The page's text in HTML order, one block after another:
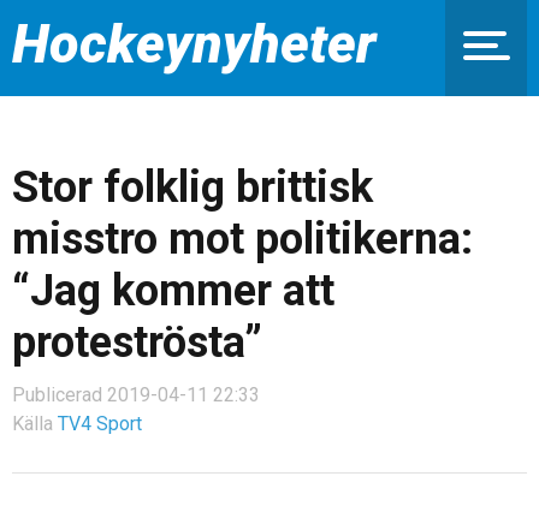
Hockeynyheter
Stor folklig brittisk
misstro mot politikerna:
“Jag kommer att
proteströsta”
Publicerad 2019-04-11 22:33
Källa TV4 Sport